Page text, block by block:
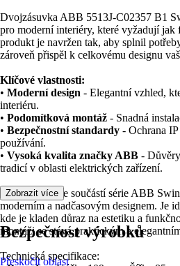
Dvojzásuvka ABB 5513J-C02357 B1
pro moderní interiéry, které vyžadují jak
produkt je navržen tak, aby splnil
zároveň přispěl k celkovému designu
Klíčové vlastnosti:
• Moderní design - Elegantní vzhled,
interiéru.
• Podomítková montáž - Snadná
• Bezpečnostní standardy - Ochrana
používání.
• Vysoká kvalita značky ABB -
tradicí v oblasti elektrických zařízení.
Dvojzásuvka je součástí série ABB
moderním a nadčasovým designem. Je
kde je kladen důraz na estetiku a
montáži se stává praktickým a
Technická specifikace:
Zobrazit více
Bezpečnost výrobků
Přeskočit oblast